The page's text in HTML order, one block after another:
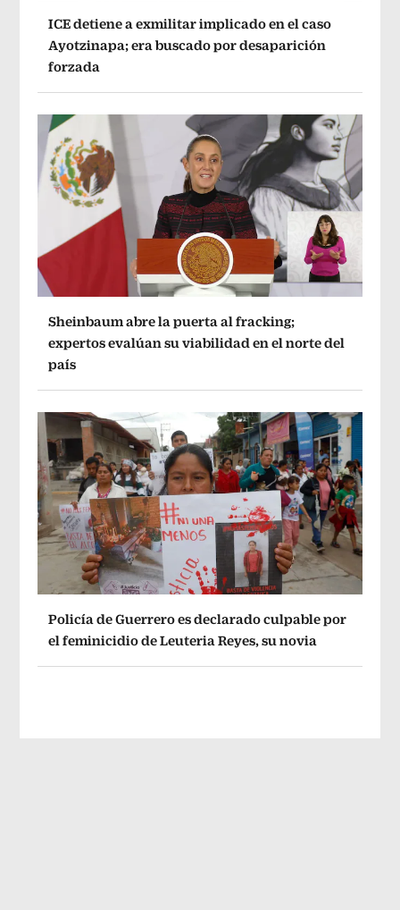
ICE detiene a exmilitar implicado en el caso
Ayotzinapa; era buscado por desaparición
forzada
Sheinbaum abre la puerta al fracking;
expertos evalúan su viabilidad en el norte del
país
Policía de Guerrero es declarado culpable por
el feminicidio de Leuteria Reyes, su novia